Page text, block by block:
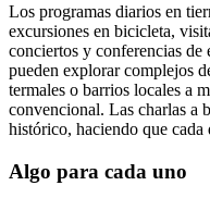
Los programas diarios en
excursiones en bicicleta,
conciertos y conferencias de
pueden explorar complejos
termales o barrios locales a
convencional. Las charlas a
histórico, haciendo que cada
Algo para cada uno